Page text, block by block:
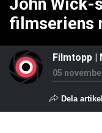
John Wick-
filmseriens
Filmtopp |
05
Dela